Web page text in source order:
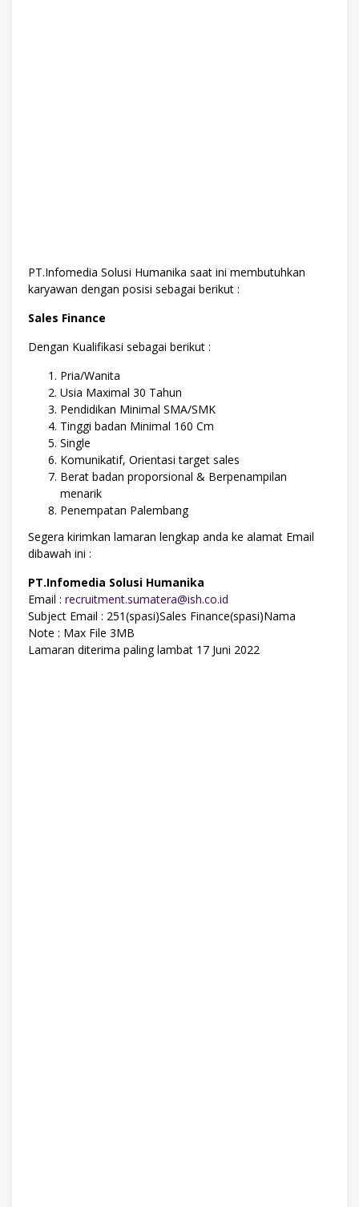
PT.Infomedia Solusi Humanika saat ini membutuhkan
karyawan dengan posisi sebagai berikut :
Sales Finance
Dengan Kualifikasi sebagai berikut :
Pria/Wanita
Usia Maximal 30 Tahun
Pendidikan Minimal SMA/SMK
Tinggi badan Minimal 160 Cm
Single
Komunikatif, Orientasi target sales
Berat badan proporsional & Berpenampilan
menarik
Penempatan Palembang
Segera kirimkan lamaran lengkap anda ke alamat Email
dibawah ini :
PT.Infomedia Solusi Humanika
Email : recruitment.sumatera@ish.co.id
Subject Email : 251(spasi)Sales Finance(spasi)Nama
Note : Max File 3MB
Lamaran diterima paling lambat 17 Juni 2022